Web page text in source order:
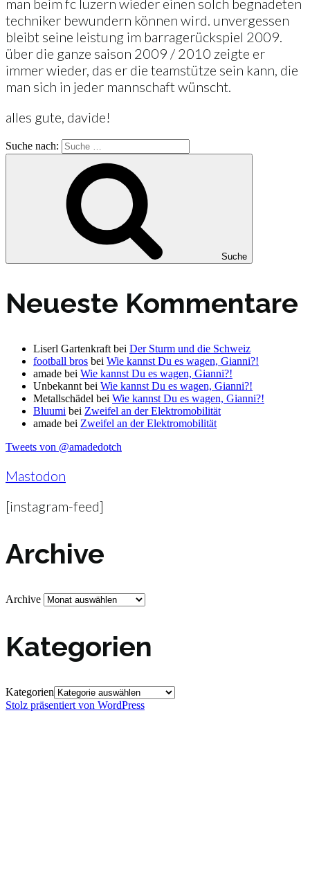
techniker bewundern können wird. unvergessen
bleibt seine leistung im barragerückspiel 2009.
über die ganze saison 2009 / 2010 zeigte er
immer wieder, das er die teamstütze sein kann, die
man sich in jeder mannschaft wünscht.
alles gute, davide!
Suche nach:
Suche
Neueste Kommentare
Liserl Gartenkraft bei Der Sturm und die Schweiz
football bros bei Wie kannst Du es wagen, Gianni?!
amade bei Wie kannst Du es wagen, Gianni?!
Unbekannt bei Wie kannst Du es wagen, Gianni?!
Metallschädel bei Wie kannst Du es wagen, Gianni?!
Bluumi bei Zweifel an der Elektromobilität
amade bei Zweifel an der Elektromobilität
Tweets von @amadedotch
Mastodon
[instagram-feed]
Archive
Archive
Kategorien
Kategorien
Stolz präsentiert von WordPress